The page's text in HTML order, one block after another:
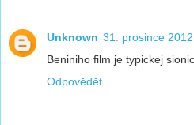
Unknown 31. prosince
Beniniho film je typickej
Odpovědět